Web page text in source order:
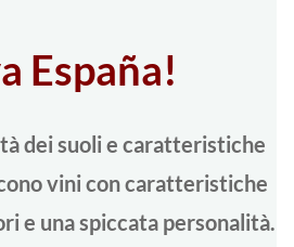
España!
dei suoli e caratteristiche
vini con caratteristiche
e una spiccata personalità.